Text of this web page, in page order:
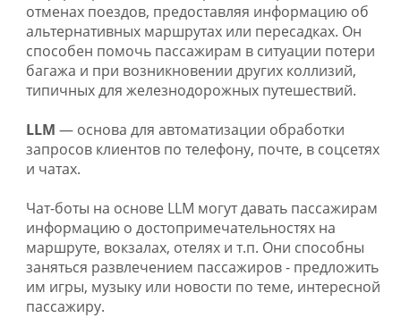
отменах поездов, предоставляя информацию об
альтернативных маршрутах или пересадках. Он
способен помочь пассажирам в ситуации потери
багажа и при возникновении других коллизий,
типичных для железнодорожных путешествий.
LLM — основа для автоматизации обработки
запросов клиентов по телефону, почте, в соцсетях
и чатах.
Чат-боты на основе LLM могут давать пассажирам
информацию о достопримечательностях на
маршруте, вокзалах, отелях и т.п. Они способны
заняться развлечением пассажиров - предложить
им игры, музыку или новости по теме, интересной
пассажиру.